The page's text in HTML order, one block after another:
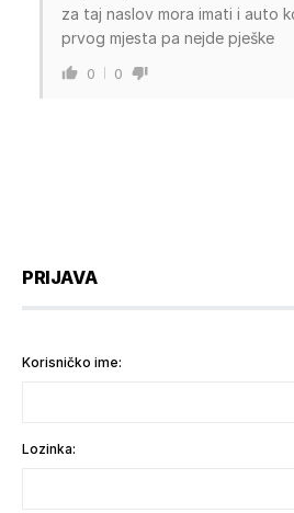
za taj naslov mora imati i auto
prvog mjesta pa nejde pješke
0 0
PRIJAVA
Korisničko ime:
Lozinka: